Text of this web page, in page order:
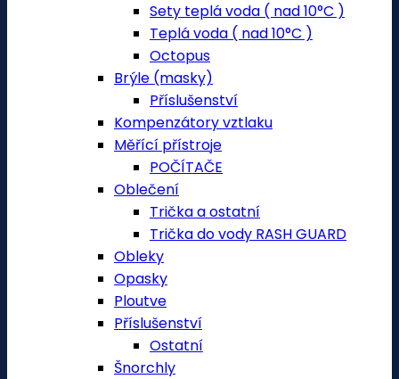
Sety teplá voda ( nad 10°C )
Teplá voda ( nad 10°C )
Octopus
Brýle (masky)
Příslušenství
Kompenzátory vztlaku
Měřící přístroje
POČÍTAČE
Oblečení
Trička a ostatní
Trička do vody RASH GUARD
Obleky
Opasky
Ploutve
Příslušenství
Ostatní
Šnorchly